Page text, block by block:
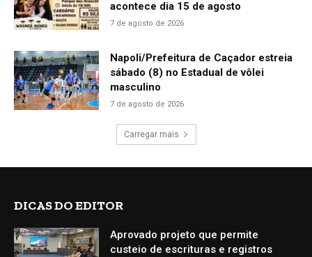
acontece dia 15 de agosto
7 de agosto de 2026
Napoli/Prefeitura de Caçador estreia
sábado (8) no Estadual de vôlei
masculino
7 de agosto de 2026
Carregar mais
DICAS DO EDITOR
Aprovado projeto que permite
custeio de escrituras e registros